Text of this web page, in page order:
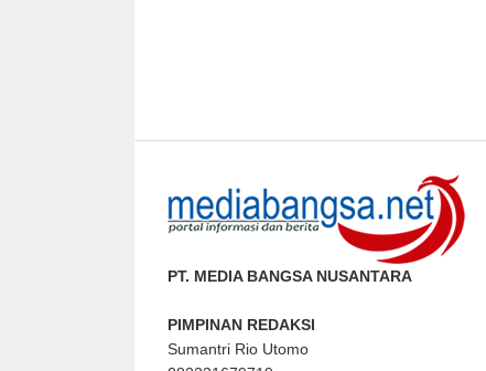
PT. MEDIA BANGSA NUSANTARA
PIMPINAN REDAKSI
Sumantri Rio Utomo